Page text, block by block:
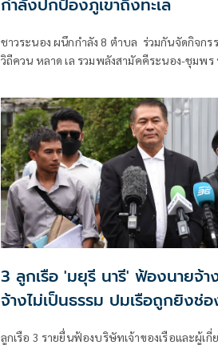
ชาวระนอง ผนึกกำลัง 8 ตำบล ร่วมกันจัดกิจกร
วิถีควน หลาด เล รวมพลังสามัคคีระนอง-ชุมพ
พัฒนาของรัฐ แลนด์บริดจ์ - หยุด SEC ที่ทำลาย
ทรัพยากรธรรมชาติ
3 ลูกเรือ 'มยุรี นารี' ฟ้องนายจ้า
จ้างไม่เป็นธรรม ปมเรือถูกยิงช่
ลูกเรือ 3 รายยื่นฟ้องบริษัทเจ้าของเรือและผู้เกี่